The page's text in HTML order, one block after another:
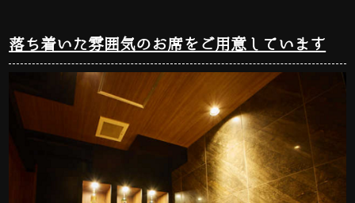
落ち着いた雰囲気のお席をご用意しています